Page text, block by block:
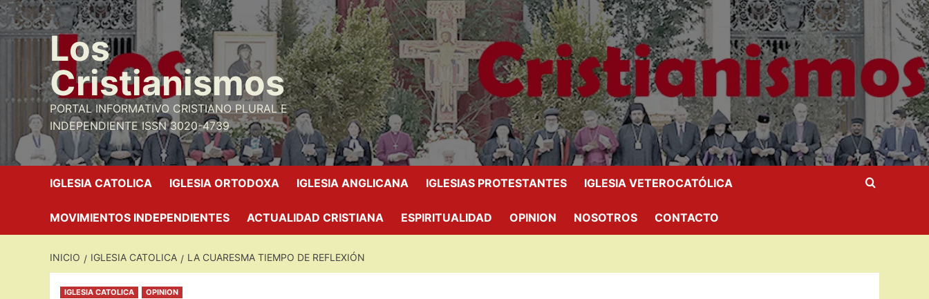
Saltar
al
contenido Los
Cristianismos
PORTAL INFORMATIVO CRISTIANO PLURAL E
INDEPENDIENTE ISSN 3020-4739
IGLESIA CATOLICA IGLESIA ORTODOXA IGLESIA ANGLICANA IGLESIAS PROTESTANTES IGLESIA VETEROCATÓLICA
MOVIMIENTOS INDEPENDIENTES ACTUALIDAD CRISTIANA ESPIRITUALIDAD OPINION NOSOTROS CONTACTO
INICIO IGLESIA CATOLICA LA CUARESMA TIEMPO DE REFLEXIÓN
IGLESIA CATOLICA OPINION